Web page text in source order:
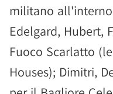
militano
Edelgard, Hubert,
Fuoco Scarlatto
Houses); Dimitri,